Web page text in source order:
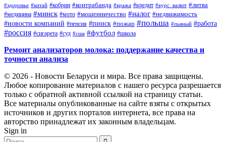
#здоровье #китай #кобрин #контрабанда #кража #кредит #курс_валют #литва
#медицина #минск #мото #мошенничество #налог #недвижимость
#новости компаний #пенсия #пинск #пожар #польша #пьяный #работа
#россия #сигарета #суд #сша #футбол #школа
Ремонт анализаторов молока: поддержание качества и
точности анализа
© 2026 - Новости Беларуси и мира. Все права защищены.
Любое копирование материалов с нашего ресурса разрешается
только с обратной активной ссылкой на страницу статьи.
Все материалы опубликованные на сайте взяты с открытых
источников и других порталов интернета, все права на
авторство принадлежат их законным владельцам.
Sign in